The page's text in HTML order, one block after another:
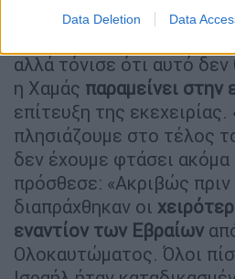
Data Deletion Data
Νετανιάχου δήλωσε
αλλά τόνισε ότι αυτό δεν
η Χαμάς παραμείνει στην
επίτευξη της
πλησιάζουμε στο τέλος
δεν έχουμε φτάσει ακόμα
πρόσθεσε: «Ακριβώς πριν
διαπράχθηκαν οι
εναντίον των Εβραίων
Ολοκαυτώματος. Όλοι